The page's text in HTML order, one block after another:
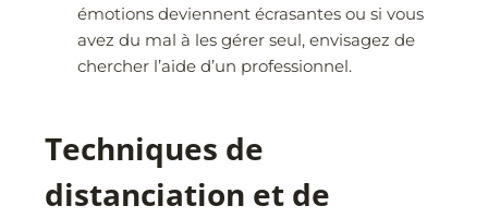
émotions deviennent écrasantes ou si vous
avez du mal à les gérer seul, envisagez de
chercher l’aide d’un professionnel.
Techniques de
distanciation et de